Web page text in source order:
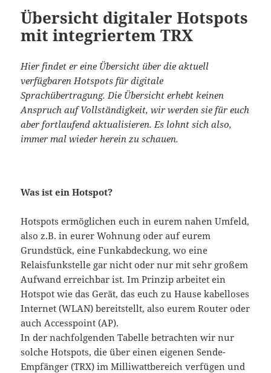
Übersicht digitaler Hotspots
mit integriertem TRX
Hier findet er eine Übersicht über die aktuell
verfügbaren Hotspots für digitale
Sprachübertragung. Die Übersicht erhebt keinen
Anspruch auf Vollständigkeit, wir werden sie für euch
aber fortlaufend aktualisieren. Es lohnt sich also,
immer mal wieder herein zu schauen.
Was ist ein Hotspot?
Hotspots ermöglichen euch in eurem nahen Umfeld,
also z.B. in eurer Wohnung oder auf eurem
Grundstück, eine Funkabdeckung, wo eine
Relaisfunkstelle gar nicht oder nur mit sehr großem
Aufwand erreichbar ist. Im Prinzip arbeitet ein
Hotspot wie das Gerät, das euch zu Hause kabelloses
Internet (WLAN) bereitstellt, also eurem Router oder
auch Accesspoint (AP).
In der nachfolgenden Tabelle betrachten wir nur
solche Hotspots, die über einen eigenen Sende-
Empfänger (TRX) im Milliwattbereich verfügen und